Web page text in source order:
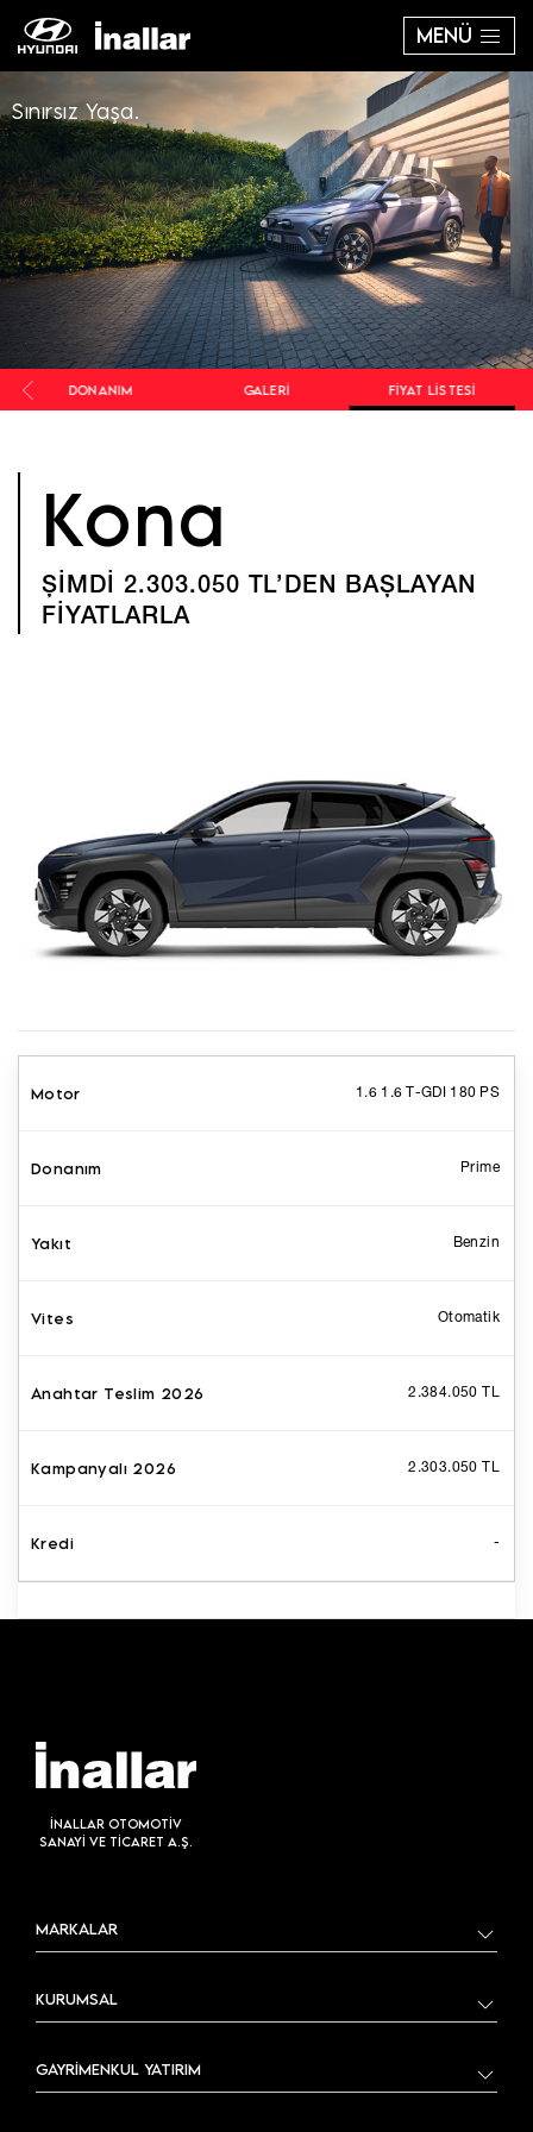
MENÜ
Sınırsız Yaşa.
DONANIM GALERI FIYAT LISTESI
Kona
ŞİMDİ 2.303.050 TL’DEN BAŞLAYAN
FİYATLARLA
1.6 1.6 T-GDI 180 PS
Prime
Benzin
Otomatik
2.384.050 TL
2.303.050 TL
-
İNALLAR OTOMOTİV
SANAYİ VE TİCARET A.Ş.
MARKALAR
KURUMSAL
GAYRİMENKUL YATIRIM